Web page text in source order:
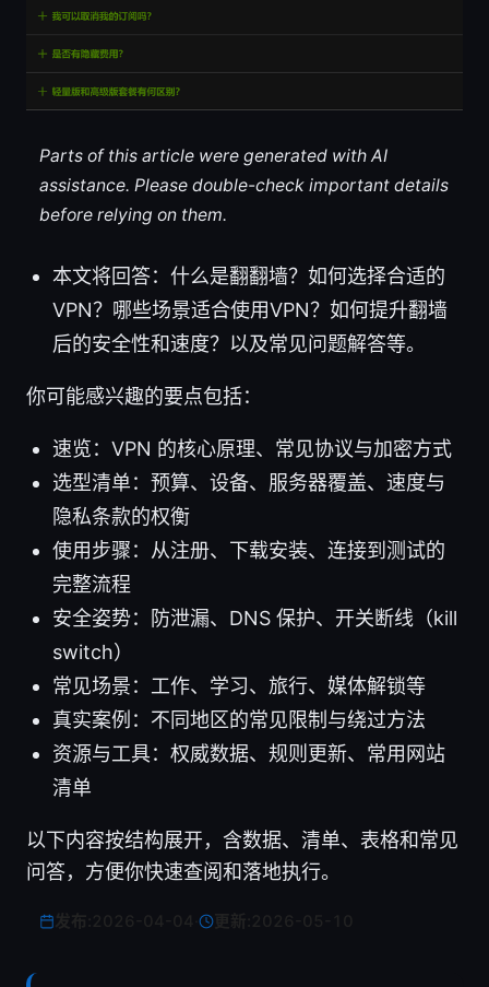
Parts of this article were generated with AI
assistance. Please double-check important details
before relying on them.
本文将回答：什么是翻翻墙？如何选择合适的
VPN？哪些场景适合使用VPN？如何提升翻墙
后的安全性和速度？以及常见问题解答等。
你可能感兴趣的要点包括：
速览：VPN 的核心原理、常见协议与加密方式
选型清单：预算、设备、服务器覆盖、速度与
隐私条款的权衡
使用步骤：从注册、下载安装、连接到测试的
完整流程
安全姿势：防泄漏、DNS 保护、开关断线（kill
switch）
常见场景：工作、学习、旅行、媒体解锁等
真实案例：不同地区的常见限制与绕过方法
资源与工具：权威数据、规则更新、常用网站
清单
以下内容按结构展开，含数据、清单、表格和常见
问答，方便你快速查阅和落地执行。
更新: